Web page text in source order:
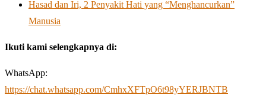
Hasad dan Iri, 2 Penyakit Hati yang “Menghancurkan”
Manusia
Ikuti kami selengkapnya di:
WhatsApp:
https://chat.whatsapp.com/CmhxXFTpO6t98yYERJBNTB